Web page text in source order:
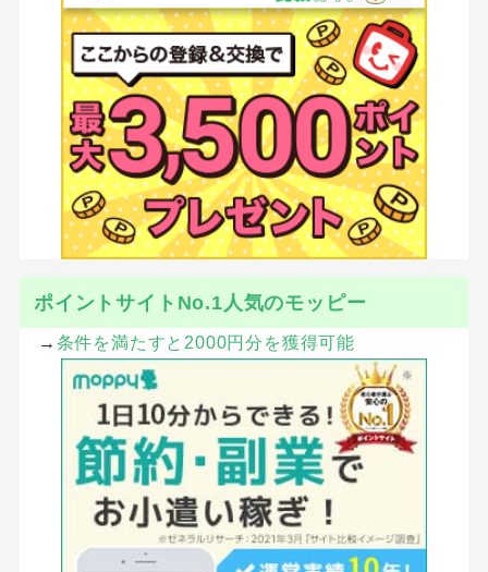
ポイントサイトNo.1人気のモッピー
→ 条件を満たすと2000円分を獲得可能